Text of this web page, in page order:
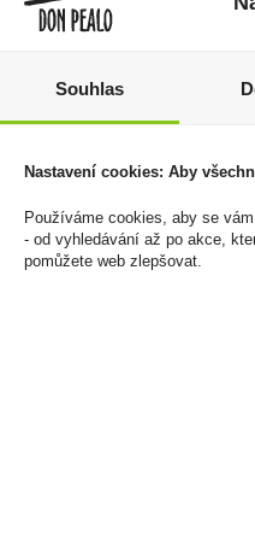
Káva Douwe Egberts
Vakuovaná 250g
129 Kč
Cena za:1 ks
100 - 500 ks
Souhlas
Nastavení cookies: Aby
Používáme cookies, aby se
- od vyhledávání až po akce,
pomůžete web zlepšovat.